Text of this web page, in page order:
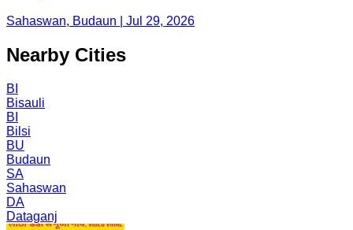
Sahaswan, Budaun | Jul 29, 2026
Nearby Cities
BI
Bisauli
BI
Bilsi
BU
Budaun
SA
Sahaswan
DA
Dataganj